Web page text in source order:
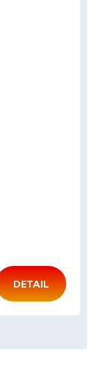
DETAIL